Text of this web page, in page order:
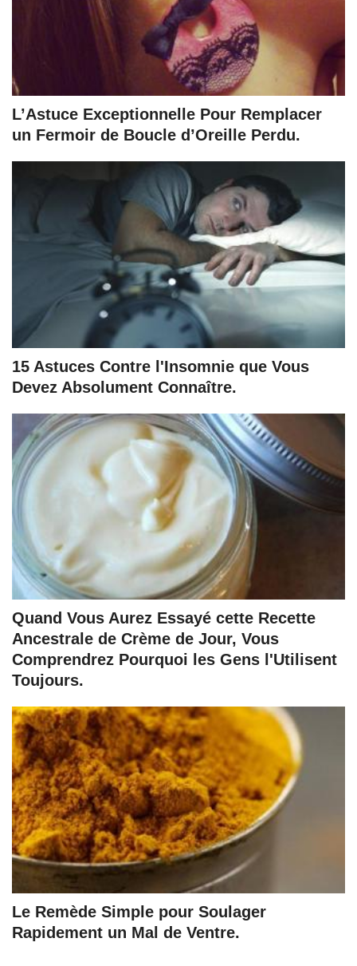
L’Astuce Exceptionnelle Pour Remplacer
un Fermoir de Boucle d’Oreille Perdu.
15 Astuces Contre l'Insomnie que Vous
Devez Absolument Connaître.
Quand Vous Aurez Essayé cette Recette
Ancestrale de Crème de Jour, Vous
Comprendrez Pourquoi les Gens l'Utilisent
Toujours.
Le Remède Simple pour Soulager
Rapidement un Mal de Ventre.